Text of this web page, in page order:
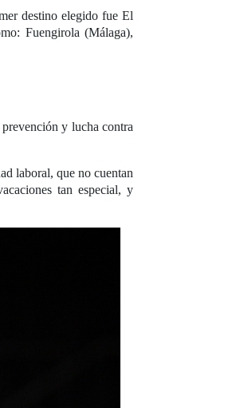
destino elegido fue El
Fuengirola (Málaga),
y lucha contra
laboral, que no cuentan
tan especial, y